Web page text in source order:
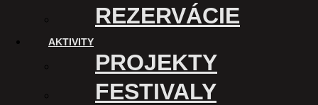
REZERVÁCIE
AKTIVITY
PROJEKTY
FESTIVALY
ĎAKUJEME
Digitalizáciu Kina Úsmev a
uvádzanie filmov v tomto kine
podporuje